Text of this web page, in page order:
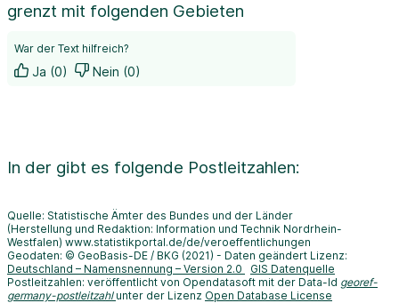
grenzt mit folgenden Gebieten
War der Text hilfreich?
Ja (0) Nein (0)
In der gibt es folgende Postleitzahlen:
Quelle: Statistische Ämter des Bundes und der Länder
(Herstellung und Redaktion: Information und Technik Nordrhein-
Westfalen) www.statistikportal.de/de/veroeffentlichungen
Geodaten: © GeoBasis-DE / BKG (2021) - Daten geändert Lizenz:
Deutschland – Namensnennung – Version 2.0
GIS Datenquelle
Postleitzahlen: veröffentlicht von Opendatasoft mit der Data-Id georef-
germany-postleitzahl unter der Lizenz Open Database License